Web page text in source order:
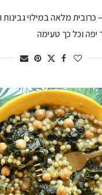
מלאה במילוי גבינות
יפה וכל כך טעימה